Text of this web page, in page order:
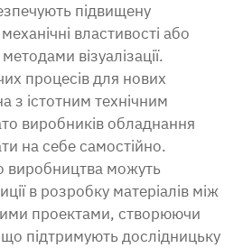
підвищену
властивості або
візуалізації.
процесів для нових
з істотним технічним
виробників обладнання
на себе самостійно.
виробництва можуть
в розробку матеріалів між
проектами, створюючи
підтримують дослідницьку